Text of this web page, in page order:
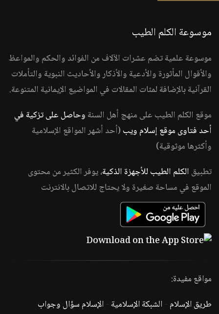
موسوعة الكلم الطيب
موسوعة علمية تضم عشرات الآلاف من الفوائد والحكم والمواعظ
والأقوال المأثورة والأدعية والأذكار والأحاديث النبوية والتأملات
القرآنية بالإضافة لمئات المقالات في المواضيع الإيمانية المتنوعة.
موقع الكلم الطيب على منهج أهل السنة وحاصل على تزكية في
أحد فتاوى موقع إسلام ويب (أحد أشهر المواقع الإسلامية
وأكثرها موثوقية)
تطبيق الكلم الطيب للأجهزة الذكية، يوفر الكثير من محتوى
الموقع في مساحة صغيرة ولا يحتاج للاتصال بالانترنت
مواقع مفيدة:
طريق الإسلام -الشبكة الإسلامية -الإسلام سؤال وجواب